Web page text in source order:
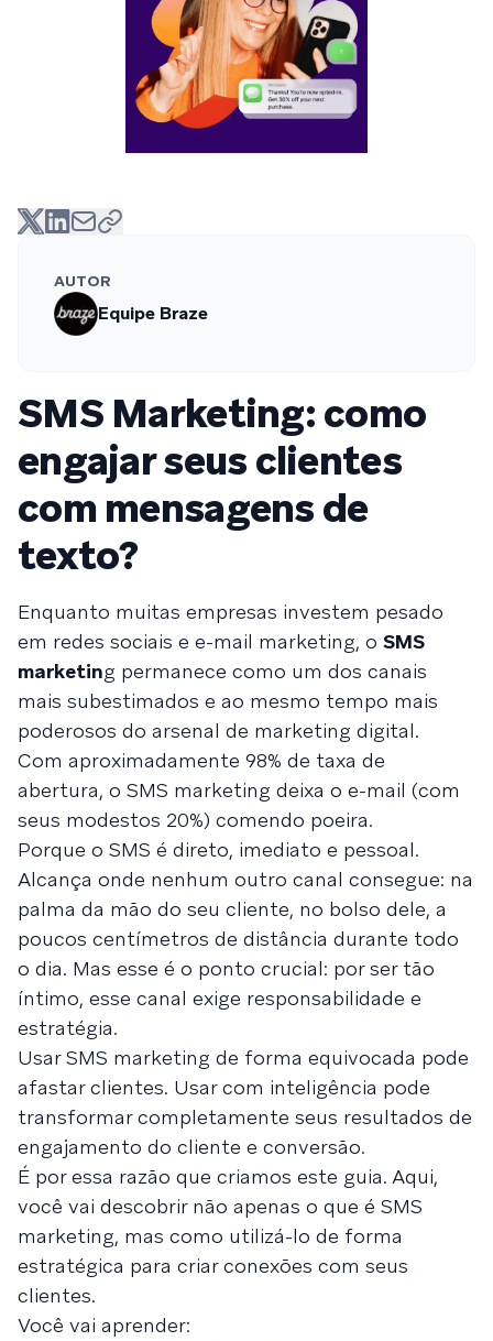
AUTOR
Equipe Braze
SMS Marketing: como
engajar seus clientes
com mensagens de
texto?
Enquanto muitas empresas investem pesado
em redes sociais e e-mail marketing, o SMS
marketing permanece como um dos canais
mais subestimados e ao mesmo tempo mais
poderosos do arsenal de marketing digital.
Com aproximadamente 98% de taxa de
abertura, o SMS marketing deixa o e-mail (com
seus modestos 20%) comendo poeira.
Porque o SMS é direto, imediato e pessoal.
Alcança onde nenhum outro canal consegue: na
palma da mão do seu cliente, no bolso dele, a
poucos centímetros de distância durante todo
o dia. Mas esse é o ponto crucial: por ser tão
íntimo, esse canal exige responsabilidade e
estratégia.
Usar SMS marketing de forma equivocada pode
afastar clientes. Usar com inteligência pode
transformar completamente seus resultados de
engajamento do cliente e conversão.
É por essa razão que criamos este guia. Aqui,
você vai descobrir não apenas o que é SMS
marketing, mas como utilizá-lo de forma
estratégica para criar conexões com seus
clientes.
Você vai aprender: